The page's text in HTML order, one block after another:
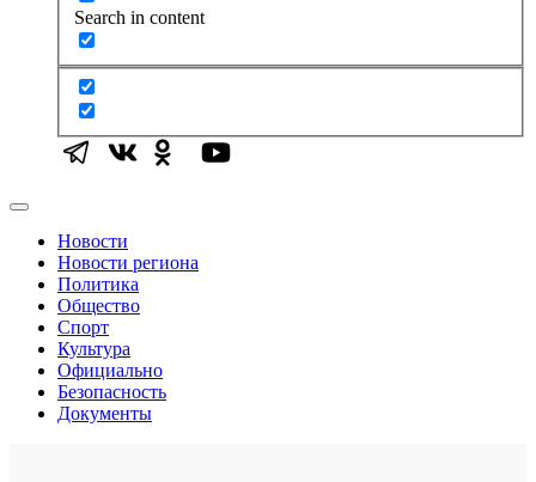
Search in content
Новости
Новости региона
Политика
Общество
Спорт
Культура
Официально
Безопасность
Документы